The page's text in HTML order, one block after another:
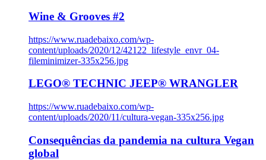
Wine & Grooves #2
https://www.ruadebaixo.com/wp-
content/uploads/2020/12/42122_lifestyle_envr_04-
fileminimizer-335x256.jpg
LEGO® TECHNIC JEEP® WRANGLER
https://www.ruadebaixo.com/wp-
content/uploads/2020/11/cultura-vegan-335x256.jpg
Consequências da pandemia na cultura Vegan
global